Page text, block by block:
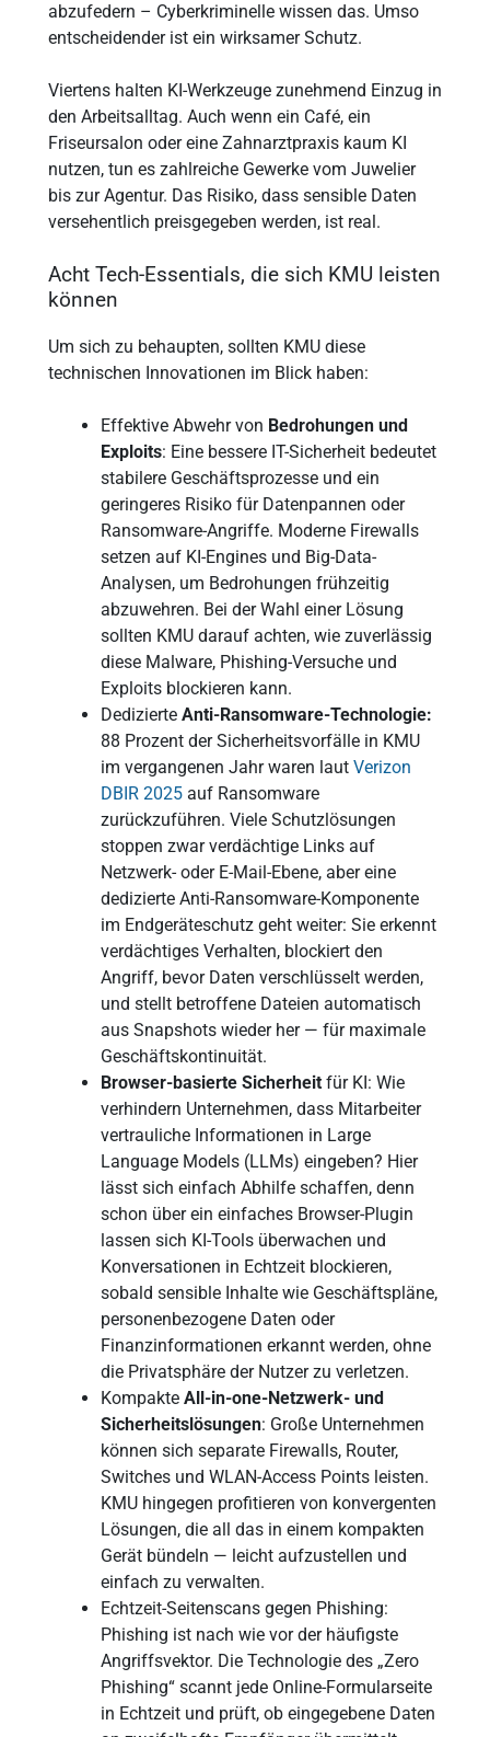
abzufedern – Cyberkriminelle wissen das. Umso
entscheidender ist ein wirksamer Schutz.
Viertens halten KI-Werkzeuge zunehmend Einzug in
den Arbeitsalltag. Auch wenn ein Café, ein
Friseursalon oder eine Zahnarztpraxis kaum KI
nutzen, tun es zahlreiche Gewerke vom Juwelier
bis zur Agentur. Das Risiko, dass sensible Daten
versehentlich preisgegeben werden, ist real.
Acht Tech-Essentials, die sich KMU leisten
können
Um sich zu behaupten, sollten KMU diese
technischen Innovationen im Blick haben:
Effektive Abwehr von Bedrohungen und
Exploits: Eine bessere IT-Sicherheit bedeutet
stabilere Geschäftsprozesse und ein
geringeres Risiko für Datenpannen oder
Ransomware-Angriffe. Moderne Firewalls
setzen auf KI-Engines und Big-Data-
Analysen, um Bedrohungen frühzeitig
abzuwehren. Bei der Wahl einer Lösung
sollten KMU darauf achten, wie zuverlässig
diese Malware, Phishing-Versuche und
Exploits blockieren kann.
Dedizierte Anti-Ransomware-Technologie:
88 Prozent der Sicherheitsvorfälle in KMU
im vergangenen Jahr waren laut Verizon
DBIR 2025auf Ransomware
zurückzuführen. Viele Schutzlösungen
stoppen zwar verdächtige Links auf
Netzwerk- oder E-Mail-Ebene, aber eine
dedizierte Anti-Ransomware-Komponente
im Endgeräteschutz geht weiter: Sie erkennt
verdächtiges Verhalten, blockiert den
Angriff, bevor Daten verschlüsselt werden,
und stellt betroffene Dateien automatisch
aus Snapshots wieder her — für maximale
Geschäftskontinuität.
Browser-basierte Sicherheitfür KI: Wie
verhindern Unternehmen, dass Mitarbeiter
vertrauliche Informationen in Large
Language Models (LLMs) eingeben? Hier
lässt sich einfach Abhilfe schaffen, denn
schon über ein einfaches Browser-Plugin
lassen sich KI-Tools überwachen und
Konversationen in Echtzeit blockieren,
sobald sensible Inhalte wie Geschäftspläne,
personenbezogene Daten oder
Finanzinformationen erkannt werden, ohne
die Privatsphäre der Nutzer zu verletzen.
KompakteAll-in-one-Netzwerk- und
Sicherheitslösungen: Große Unternehmen
können sich separate Firewalls, Router,
Switches und WLAN-Access Points leisten.
KMU hingegen profitieren von konvergenten
Lösungen, die all das in einem kompakten
Gerät bündeln — leicht aufzustellen und
einfach zu verwalten.
Echtzeit-Seitenscans gegen Phishing:
Phishing ist nach wie vor der häufigste
Angriffsvektor. Die Technologie des „Zero
Phishing“ scannt jede Online-Formularseite
in Echtzeit und prüft, ob eingegebene Daten